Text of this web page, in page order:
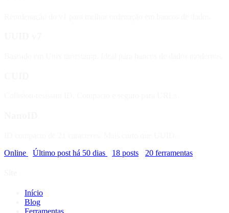
Online
Último post há 50 dias 18 posts 20 ferramentas
Início
Blog